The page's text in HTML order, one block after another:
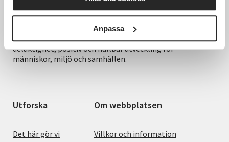
Anpassa
Hela Sveriges studieförbund - Vi är en central
samhällsaktör som bidrar till demokrati och
delaktighet, positiv och hållbar utveckling för
människor, miljö och samhällen.
Utforska
Det här gör vi
Om webbplatsen
Villkor och information